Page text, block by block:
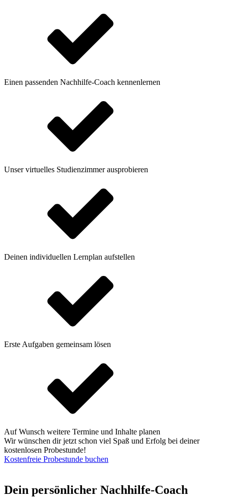
Einen passenden Nachhilfe-Coach kennenlernen
Unser virtuelles Studienzimmer ausprobieren
Deinen individuellen Lernplan aufstellen
Erste Aufgaben gemeinsam lösen
Auf Wunsch weitere Termine und Inhalte planen
Wir wünschen dir jetzt schon viel Spaß und Erfolg bei deiner
kostenlosen Probestunde!
Kostenfreie Probestunde buchen
Dein persönlicher Nachhilfe-Coach